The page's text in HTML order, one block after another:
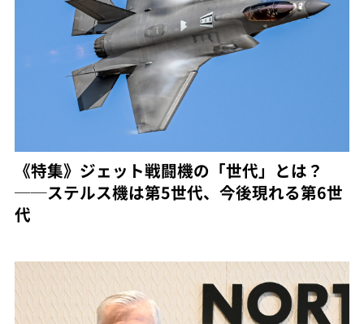
《特集》ジェット戦闘機の「世代」とは？
──ステルス機は第5世代、今後現れる第6世
代